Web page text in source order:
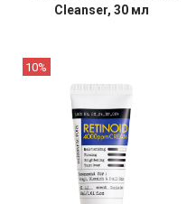
Cleanser, 30 мл
10%